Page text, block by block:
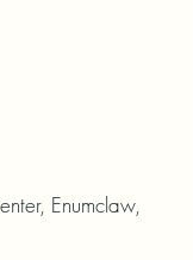
Enumclaw,